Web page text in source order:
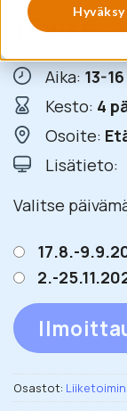
Hyväksy
1590€ +
Aika: 13-16
Kesto: 4
Osoite:
Lisätieto:
Valitse
17.8.-
2.-
Osastot: